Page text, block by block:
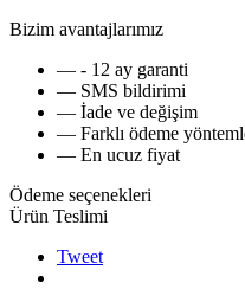
Bizim avantajlarımız
— - 12 ay garanti
— SMS bildirimi
— İade ve değişim
— Farklı ödeme
— En ucuz fiyat
Ödeme seçenekleri
Ürün Teslimi
Tweet